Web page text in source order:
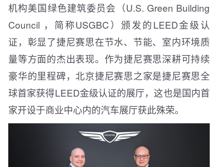
机构美国绿色建筑委员会（U.S. Green Building
Council ，简称USGBC）颁发的LEED金级认
证，彰显了捷尼赛思在节水、节能、室内环境质
量等方面的杰出表现。作为捷尼赛思深耕可持续
豪华的里程碑，北京捷尼赛思之家是捷尼赛思全
球首家获得LEED金级认证的展厅，这也是国内首
家开设于商业中心内的汽车展厅获此殊荣。